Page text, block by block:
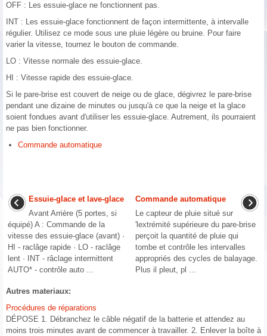
OFF : Les essuie-glace ne fonctionnent pas.
INT : Les essuie-glace fonctionnent de façon intermittente, à intervalle
régulier. Utilisez ce mode sous une pluie légère ou bruine. Pour faire
varier la vitesse, tournez le bouton de commande.
LO : Vitesse normale des essuie-glace.
HI : Vitesse rapide des essuie-glace.
Si le pare-brise est couvert de neige ou de glace, dégivrez le pare-brise
pendant une dizaine de minutes ou jusqu'à ce que la neige et la glace
soient fondues avant d'utiliser les essuie-glace. Autrement, ils pourraient
ne pas bien fonctionner.
Commande automatique
Essuie-glace et lave-glace
Avant Arrière (5 portes, si
équipé) A : Commande de la
vitesse des essuie-glace (avant) ·
HI - raclâge rapide · LO - raclâge
lent · INT - râclage intermittent
AUTO* - contrôle auto ...
Commande automatique
Le capteur de pluie situé sur
'lextrémité supérieure du pare-brise
perçoit la quantité de pluie qui
tombe et contrôle les intervalles
appropriés des cycles de balayage.
Plus il pleut, pl ...
Autres materiaux:
Procédures de réparations
DÉPOSE 1. Débranchez le câble négatif de la batterie et attendez au
moins trois minutes avant de commencer à travailler. 2. Enlever la boîte à